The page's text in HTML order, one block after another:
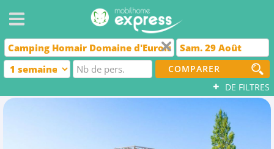
COMPARER
+ DE FILTRES